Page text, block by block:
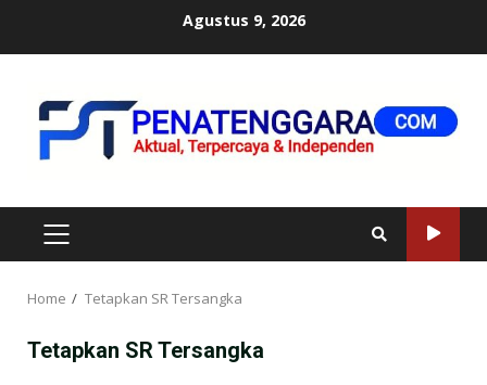
Agustus 9, 2026
PRIMARY
MENU
Home Tetapkan SR Tersangka
Tetapkan SR Tersangka